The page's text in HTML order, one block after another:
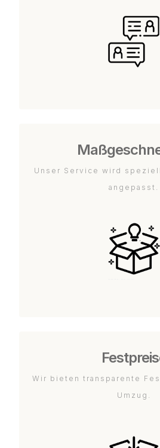
Unser Service wird
angepasst.
Wir bieten transparente
Umzug.